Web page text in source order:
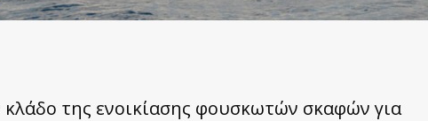
της ενοικίασης φουσκωτών σκαφών για